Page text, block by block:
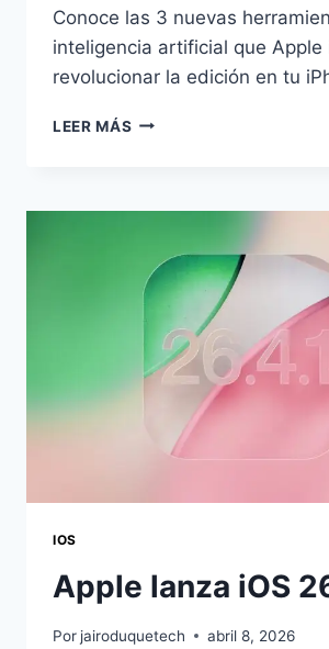
Conoce las 3 nuevas
inteligencia artificial que Apple
revolucionar la edición en tu
LEER MÁS NOVEDADES
LA
REVOLUCIONARÁ
TU
IPHONE
IOS
Apple lanza iOS
Por jairoduquetech abril 8, 2026